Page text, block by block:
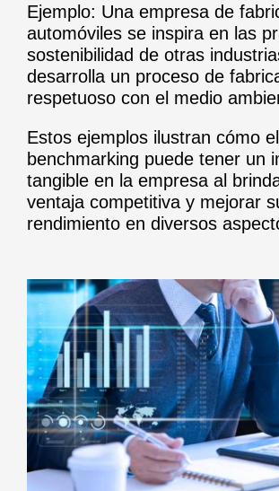
Ejemplo: Una empresa de
automóviles se inspira en las
sostenibilidad de otras
desarrolla un proceso de
respetuoso con el medio
Estos ejemplos ilustran cómo el
benchmarking puede tener un
tangible en la empresa al
ventaja competitiva y mejorar
rendimiento en diversos